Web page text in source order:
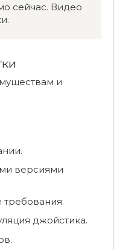
сейчас. Видео
и
версиями
джойстика.